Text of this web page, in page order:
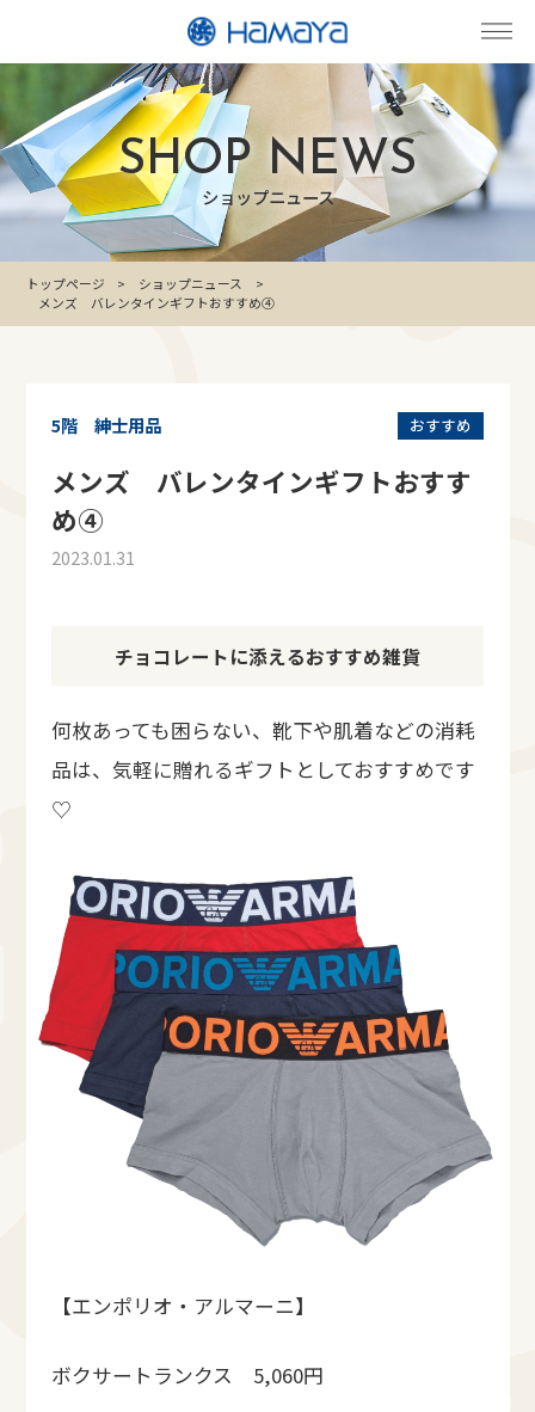
SHOP NEWS
ショップニュース
トップページ
ショップニュース
メンズ バレンタインギフトおすすめ④
おすすめ
5階 紳士用品
メンズ バレンタインギフトおすす
め④
2023.01.31
チョコレートに添えるおすすめ雑貨
何枚あっても困らない、靴下や肌着などの消耗
品は、気軽に贈れるギフトとしておすすめです
♡
【エンポリオ・アルマーニ】
ボクサートランクス 5,060円